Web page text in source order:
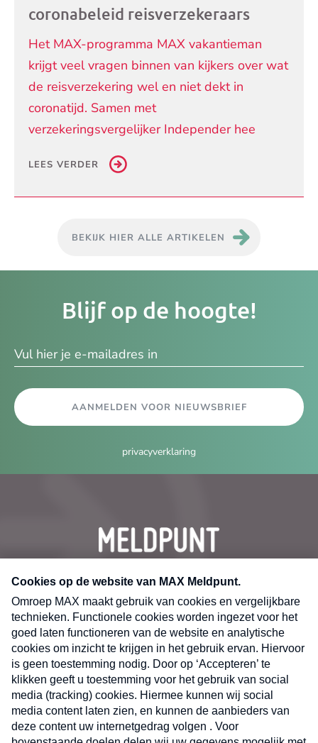
coronabeleid reisverzekeraars
Het MAX-programma MAX vakantieman
krijgt veel vragen binnen van kijkers over wat
de reisverzekering wel en niet dekt in
coronatijd. Samen met
verzekeringsvergelijker Independer hee
LEES VERDER
BEKIJK HIER ALLE ARTIKELEN
Blijf op de hoogte!
AANMELDEN VOOR NIEUWSBRIEF
privacyverklaring
CONTACT
Volg ons op